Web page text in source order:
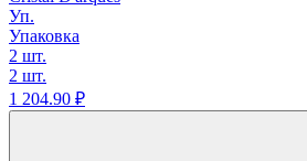
Уп.
Упаковка
2 шт.
2 шт.
1 204.90 ₽